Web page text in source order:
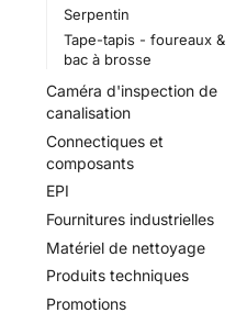
Serpentin
Tape-tapis - foureaux &
bac à brosse
Caméra d'inspection de
canalisation
Connectiques et
composants
EPI
Fournitures industrielles
Matériel de nettoyage
Produits techniques
Promotions